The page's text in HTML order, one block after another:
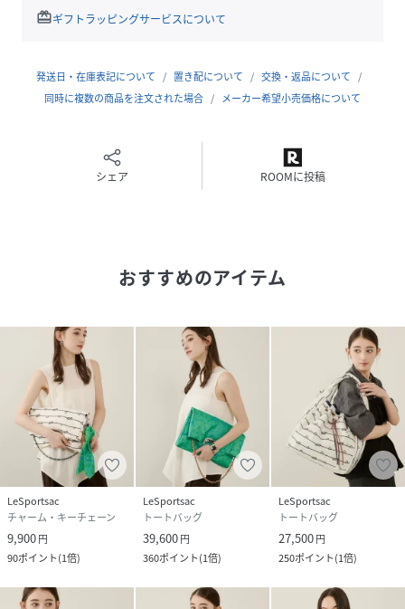
ー柄プリント。
【スタイル説明】
トートバッグとして手持ちで使えるほか、取り外し可能なチ
ェーンストラップで肩掛けやクロスボディでも使用可能。荷
ケースなど、すぐに取り出したい小物の収納にも便利です。
【仕様】
メイン開閉部：ファスナーなし
外側：ファスナーポケット×1
ショルダーストラップ：取り外し可
こちらはレスポートサック公式ストアです。商品は全て正規
品です。
※同じスタイルでお探しの場合は
【レスポ 2093】
【レスポ LE09】
redeemギフトラッピングサービスについて
発送日・在庫表記について 置き配について
交換・返品について
同時に複数の商品を注文された場合
メーカー希望小売価格について
シェア ROOMに投稿
おすすめのアイテム
LeSportsac
チャーム・キーチェーン
9,900円
90ポイント(1倍)
LeSportsac
トートバッグ
39,600円
360ポイント(1倍)
LeSportsac
トートバッグ
27,500円
250ポイント(1倍)